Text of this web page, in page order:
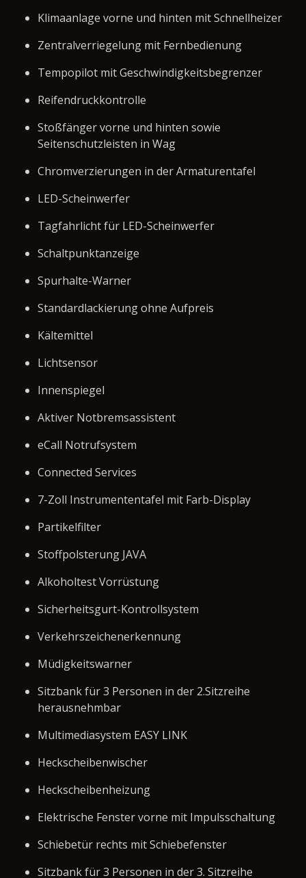
Klimaanlage vorne und hinten mit Schnellheizer
Zentralverriegelung mit Fernbedienung
Tempopilot mit Geschwindigkeitsbegrenzer
Reifendruckkontrolle
Stoßfänger vorne und hinten sowie
Seitenschutzleisten in Wag
Chromverzierungen in der Armaturentafel
LED-Scheinwerfer
Tagfahrlicht für LED-Scheinwerfer
Schaltpunktanzeige
Spurhalte-Warner
Standardlackierung ohne Aufpreis
Kältemittel
Lichtsensor
Innenspiegel
Aktiver Notbremsassistent
eCall Notrufsystem
Connected Services
7-Zoll Instrumententafel mit Farb-Display
Partikelfilter
Stoffpolsterung JAVA
Alkoholtest Vorrüstung
Sicherheitsgurt-Kontrollsystem
Verkehrszeichenerkennung
Müdigkeitswarner
Sitzbank für 3 Personen in der 2.Sitzreihe
herausnehmbar
Multimediasystem EASY LINK
Heckscheibenwischer
Heckscheibenheizung
Elektrische Fenster vorne mit Impulsschaltung
Schiebetür rechts mit Schiebefenster
Sitzbank für 3 Personen in der 3. Sitzreihe